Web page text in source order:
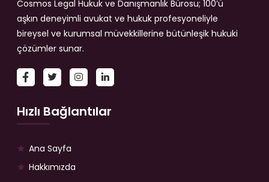
Cosmos Legal Hukuk ve Danışmanlık Bürosu; 100’ü
aşkın deneyimli avukat ve hukuk profesyoneliyle
bireysel ve kurumsal müvekkillerine bütünleşik hukuki
çözümler sunar.
Hızlı Bağlantılar
Ana Sayfa
Hakkımızda